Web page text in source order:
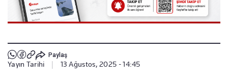
Paylaş
Yayın Tarihi 13 Ağustos, 2025 - 14:45